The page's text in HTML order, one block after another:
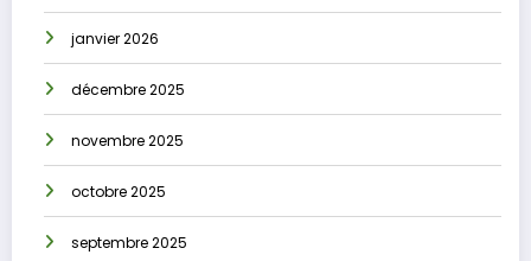
janvier 2026
décembre 2025
novembre 2025
octobre 2025
septembre 2025